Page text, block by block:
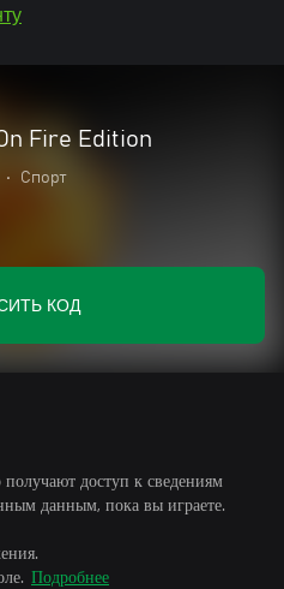
Fire Edition
• Спорт
КОД
доступ к сведениям
данным, пока вы играете.
Подробнее